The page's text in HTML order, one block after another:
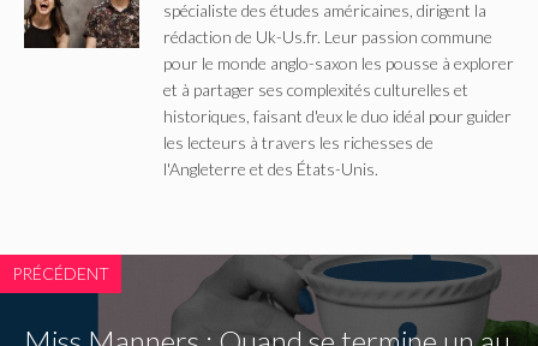
spécialiste des études américaines, dirigent la
rédaction de Uk-Us.fr. Leur passion commune
pour le monde anglo-saxon les pousse à explorer
et à partager ses complexités culturelles et
historiques, faisant d'eux le duo idéal pour guider
les lecteurs à travers les richesses de
l'Angleterre et des États-Unis.
PRÉCÉDENT